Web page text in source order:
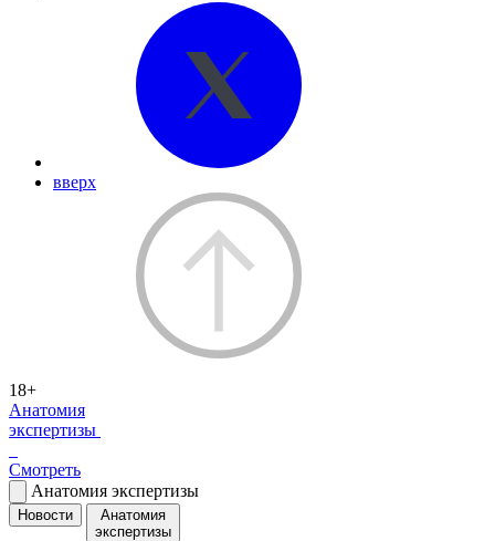
вверх
18+
Анатомия
экспертизы
Смотреть
Анатомия экспертизы
Новости
Анатомия
экспертизы